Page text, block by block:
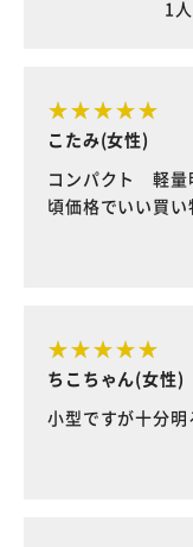
1
こたみ(女性)
コンパクト 軽量
頃価格でいい買い
ちこちゃん(女性)
小型ですが十分明